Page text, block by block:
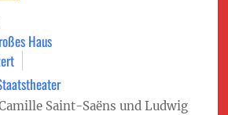
Haus
Saint-Saëns und Ludwig